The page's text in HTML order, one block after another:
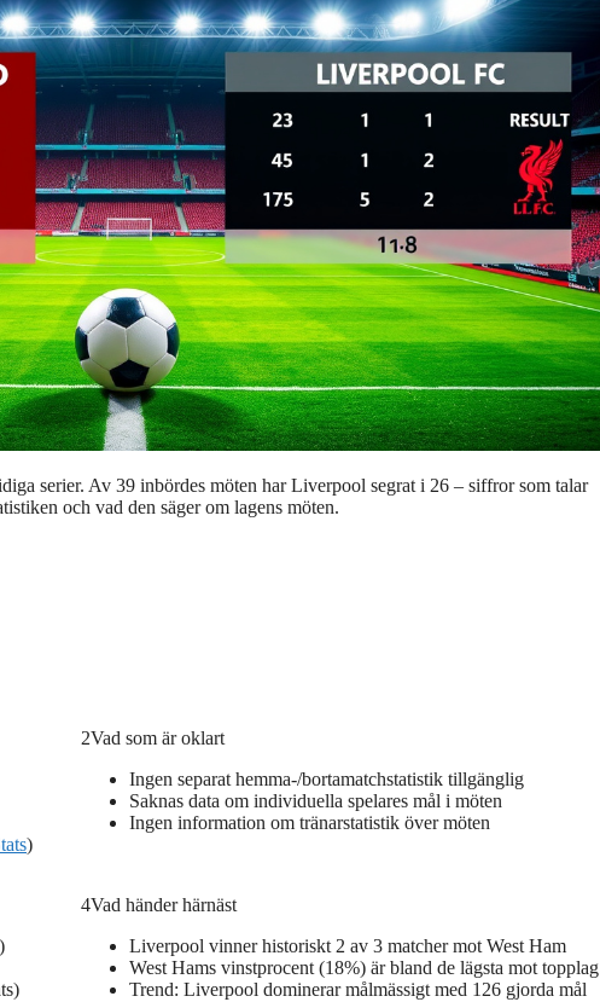
serier. Av 39 inbördes möten har Liverpool segrat i 26 – siffror som talar
och vad den säger om lagens möten.
)
2Vad som är oklart
Ingen separat hemma-/bortamatchstatistik tillgänglig
Saknas data om individuella spelares mål i möten
Ingen information om tränarstatistik över möten
4Vad händer härnäst
Liverpool vinner historiskt 2 av 3 matcher mot West Ham
West Hams vinstprocent (18%) är bland de lägsta mot topplag
Trend: Liverpool dominerar målmässigt med 126 gjorda mål